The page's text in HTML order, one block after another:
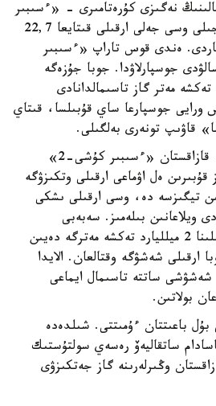
نەگىزى كۇرەتامىرى - «ءسىبىر
كۇشى» قۇبىرى. وتكەن جىلى وسى جەلى ارقىلى قىتايعا 22,7
باردى. ەندى قوس تاراپ «ءسىبىر
سالۋدى جوسپارلاۋدا. جوبا جۇزەگە
50 ميلليارد تەكشە مەتر گاز تاسىمالدانادى
جوسپارعا ساي قۇبىلسا، قىتاي
قاۋىپ تونەرى بەلگىلى.
تاعى ءبىر ماڭىزدى تۇس، قازاقستان «ءسىبىر كۇشى-2»
قۇبىرىن ەل اۋماعى ارقىلى وتكىزۋگە
تيگىزسە دە، وسى ارقىلى ىشكى
ويلاعانىن بىلەمىز. سەبەبى
سولتۇستىك وڭىردەگى جىلىنا 2 ميلليارد تەكشە مەترگە دەيىن
ارقىلى شەشۋگە وقتالعان. الايدا
ساتتە تاسىمال ايماعى
بولاتىن.
بۇل باعىتتان ءۇمىتتى. شىلدەدە
ساتقاليەۆ رەسەي سولتۇستىك
وڭىرلەرىنە گاز جەتكىزۋى